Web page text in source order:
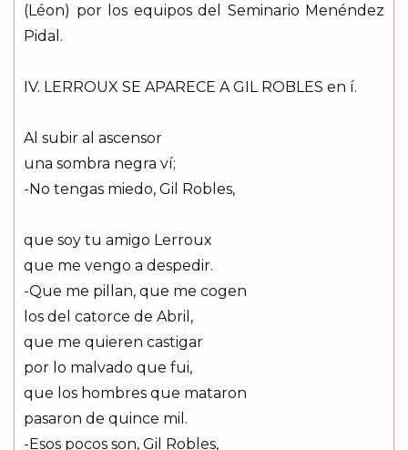
(Léon) por los equipos del Seminario Menéndez
Pidal.
IV. LERROUX SE APARECE A GIL ROBLES en í.
Al subir al ascensor
una sombra negra ví;
-No tengas miedo, Gil Robles,
que soy tu amigo Lerroux
que me vengo a despedir.
-Que me pillan, que me cogen
los del catorce de Abril,
que me quieren castigar
por lo malvado que fui,
que los hombres que mataron
pasaron de quince mil.
-Esos pocos son, Gil Robles,